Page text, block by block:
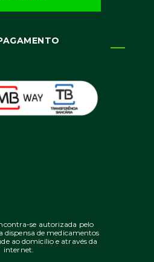
se autorizada pelo
dispensa de medicamentos
ao domicílio e através da
internet.